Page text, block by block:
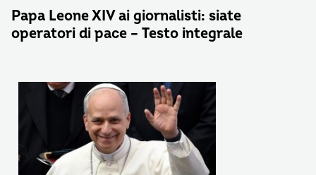
Papa Leone XIV ai giornalisti: siate
operatori di pace – Testo integrale